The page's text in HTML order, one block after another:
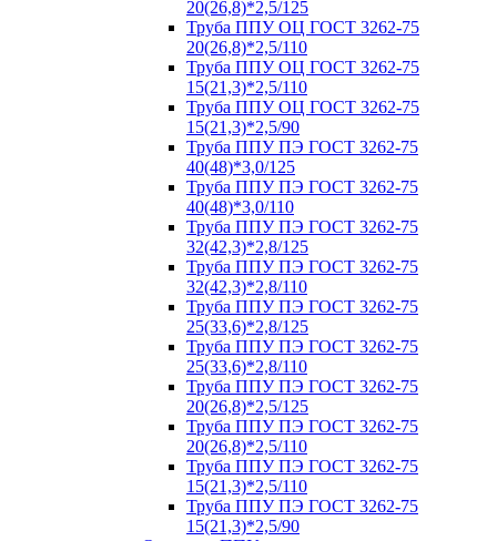
20(26,8)*2,5/125
Труба ППУ ОЦ ГОСТ 3262-75
20(26,8)*2,5/110
Труба ППУ ОЦ ГОСТ 3262-75
15(21,3)*2,5/110
Труба ППУ ОЦ ГОСТ 3262-75
15(21,3)*2,5/90
Труба ППУ ПЭ ГОСТ 3262-75
40(48)*3,0/125
Труба ППУ ПЭ ГОСТ 3262-75
40(48)*3,0/110
Труба ППУ ПЭ ГОСТ 3262-75
32(42,3)*2,8/125
Труба ППУ ПЭ ГОСТ 3262-75
32(42,3)*2,8/110
Труба ППУ ПЭ ГОСТ 3262-75
25(33,6)*2,8/125
Труба ППУ ПЭ ГОСТ 3262-75
25(33,6)*2,8/110
Труба ППУ ПЭ ГОСТ 3262-75
20(26,8)*2,5/125
Труба ППУ ПЭ ГОСТ 3262-75
20(26,8)*2,5/110
Труба ППУ ПЭ ГОСТ 3262-75
15(21,3)*2,5/110
Труба ППУ ПЭ ГОСТ 3262-75
15(21,3)*2,5/90